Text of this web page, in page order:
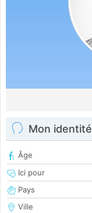
Mon identité
Âge
Ici pour
Pays
Ville